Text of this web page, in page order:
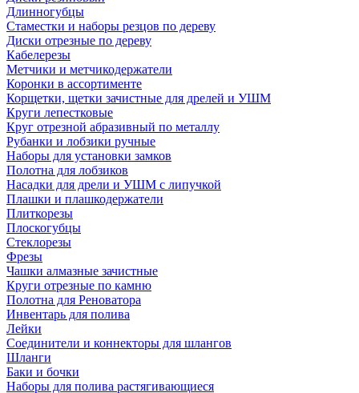
Длинногубцы
Стаместки и наборы резцов по дереву
Диски отрезные по дереву
Кабелерезы
Метчики и метчикодержатели
Коронки в ассортименте
Корщетки, щетки зачистные для дрелей и УШМ
Круги лепестковые
Круг отрезной абразивный по металлу
Рубанки и лобзики ручные
Наборы для установки замков
Полотна для лобзиков
Насадки для дрели и УШМ с липучкой
Плашки и плашкодержатели
Плиткорезы
Плоскогубцы
Стеклорезы
Фрезы
Чашки алмазные зачистные
Круги отрезные по камню
Полотна для Реноватора
Инвентарь для полива
Лейки
Соединители и коннекторы для шлангов
Шланги
Баки и бочки
Наборы для полива растягивающиеся